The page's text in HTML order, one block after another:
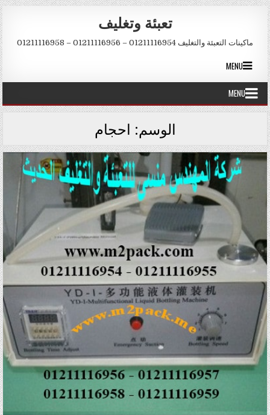
Skip to content
تعبئة وتغليف
ماكينات التعبئة والتغليف 01211116954 – 01211116956 – 01211116958
MENU
MENU
الوسم: احجام